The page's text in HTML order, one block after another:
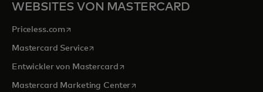
WEBSITES VON MASTERCARD
Priceless.com wird in einer neuen Registerkarte geöffnet
Mastercard Servicewird in einer neuen Registerkarte geöffnet
Entwickler von Mastercardwird in einer neuen Registerkarte
Mastercard Marketing Centerwird in einer neuen